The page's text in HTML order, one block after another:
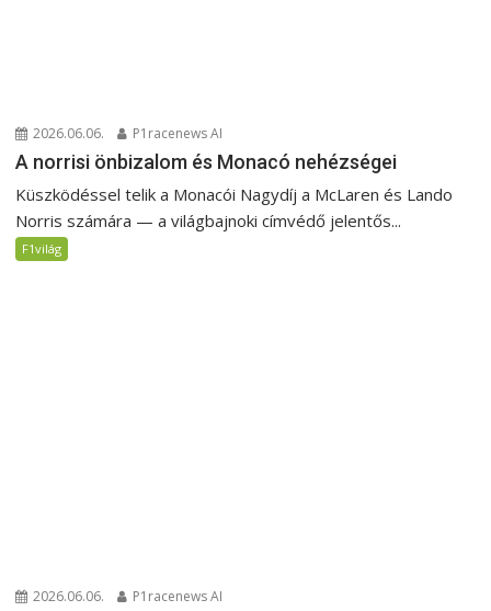
2026.06.06. P1racenews AI
A norrisi önbizalom és Monacó nehézségei
Küszködéssel telik a Monacói Nagydíj a McLaren és Lando
Norris számára — a világbajnoki címvédő jelentős...
F1világ
2026.06.06. P1racenews AI